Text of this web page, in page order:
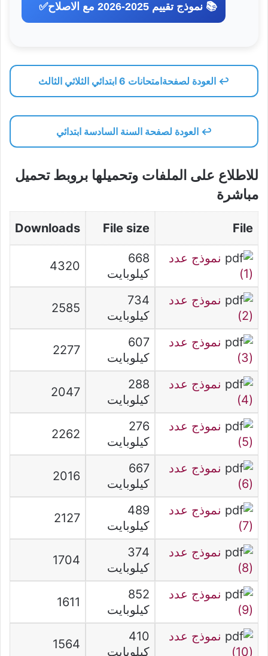
📚 نموذج تقييم 2025-2026 مع الاصلاح✅
↩️ العودة لصفحةامتحانات 6 ابتدائي الثلاثي الثالث
↩️ العودة لصفحة السنة السادسة ابتدائي
للاطلاع على الملفات وتحميلها بروبط تحميل
مباشرة
File
File size
Downloads
نموذج عدد
(1)
668
كيلوبايت
4320
نموذج عدد
(2)
734
كيلوبايت
2585
نموذج عدد
(3)
607
كيلوبايت
2277
نموذج عدد
(4)
288
كيلوبايت
2047
نموذج عدد
(5)
276
كيلوبايت
2262
نموذج عدد
(6)
667
كيلوبايت
2016
نموذج عدد
(7)
489
كيلوبايت
2127
نموذج عدد
(8)
374
كيلوبايت
1704
نموذج عدد
(9)
852
كيلوبايت
1611
نموذج عدد
(10)
410
كيلوبايت
1564